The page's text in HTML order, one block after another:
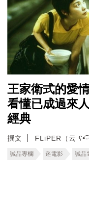
王家衛式的愛
看懂已成過來
經典
撰文 FLiPER（云 ʕ•͡-
誠品專欄 迷電影 誠品